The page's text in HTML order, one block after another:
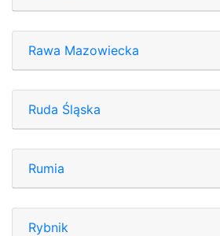
Rawa Mazowiecka
Ruda Śląska
Rumia
Rybnik